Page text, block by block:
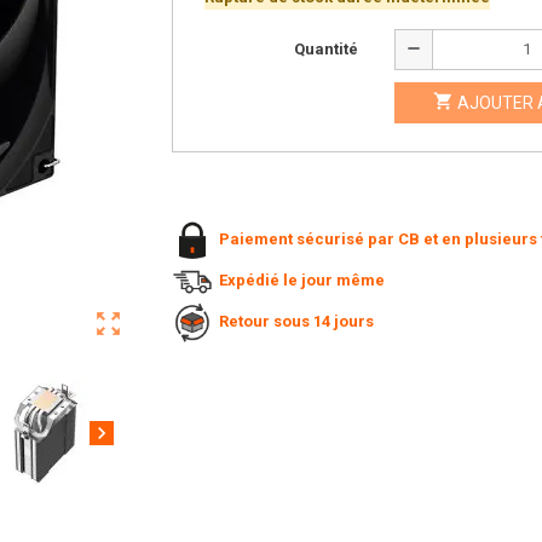
zoom_out_map
chevron_right
Quantité remove
 AJOUTER
Paiement sécurisé par CB et en plusieurs
Expédié le jour même
Retour sous 14 jours